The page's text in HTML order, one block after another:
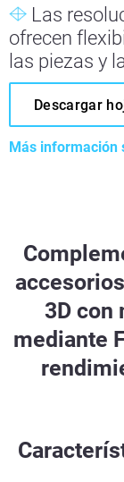
Las
ofrecen
las piezas y
Descargar
Más información
3D con
mediante